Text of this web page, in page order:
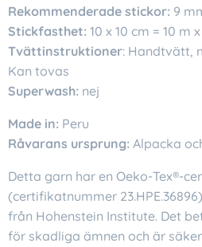
Rekommenderade stickor: 9
Stickfasthet: 10 x 10 cm = 10 m x
Tvättinstruktioner: Handtvätt,
Kan tovas
Superwash: nej
Made in: Peru
Råvarans ursprung: Alpacka
Detta garn har en Oeko-Tex®-
(certifikatnummer
från Hohenstein Institute. Det
för skadliga ämnen och är